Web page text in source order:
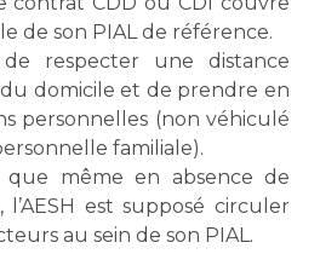
de son PIAL de référence.
de respecter une distance
domicile et de prendre en
personnelles (non véhiculé
familiale).
que même en absence de
est supposé circuler
au sein de son PIAL.